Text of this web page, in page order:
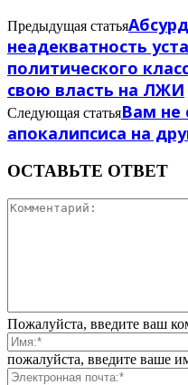
Предыдущая статья
неадекватность
политического
свою власть на ЛЖИ
Следующая статьяВам не
апокалипсиса на
ОСТАВЬТЕ ОТВЕТ
Пожалуйста, введите ваш
пожалуйста, введите ваше